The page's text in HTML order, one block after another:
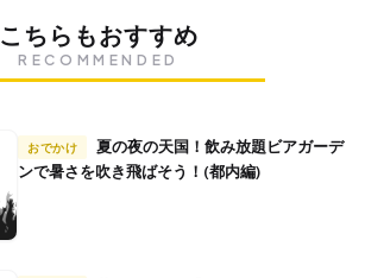
こちらもおすすめ
RECOMMENDED
おでかけ
ンで暑さを吹き飛ばそう！(都内編)